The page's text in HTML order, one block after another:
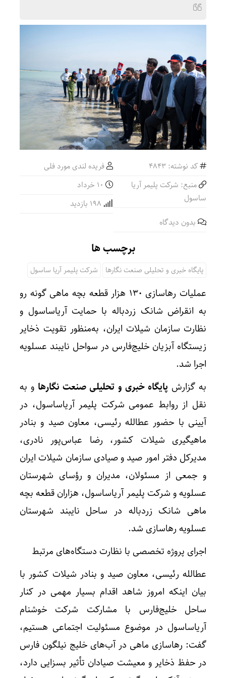
کد نوشته: 4843
فریده لندی مورد فلی
منبع: شرکت پلیمر آریا
ساسول
بدون دیدگاه
برچسب ها
پایگاه خبری و تحلیلی صنعت نگارها شرکت پلیمر آریا ساسول
عملیات رهاسازی ۱۳۰ هزار قطعه بچه ماهی گونه رو
به انقراض شانک زردباله با حمایت آریاساسول و
نظارت سازمان شیلات ایران، به‌منظور تقویت ذخایر
زیستگاه آبزیان خلیج‌فارس در سواحل نایبند عسلویه
اجرا شد.
به گزارش پایگاه خبری و تحلیلی صنعت نگارها و به
نقل از روابط عمومی شرکت پلیمر آریاساسول، در
آیینی با حضور عطالله رئیسی، معاون صید و بنادر
ماهیگیری شیلات کشور، رضا عباس‌پور نادری،
مدیرکل دفتر امور صید و صیادی سازمان شیلات ایران
و جمعی از مسئولان، مدیران و رؤسای شهرستان
عسلویه و شرکت پلیمر آریاساسول، هزاران قطعه بچه
ماهی شانک زردباله در ساحل نایبند شهرستان
عسلویه رهاسازی شد.
اجرای پروژه تخصصی با نظارت دستگاه‌های مرتبط
عطالله رئیسی، معاون صید و بنادر شیلات کشور با
بیان اینکه امروز شاهد اقدام بسیار مهمی در کنار
ساحل خلیج‌فارس با مشارکت شرکت خوشنام
آریاساسول در موضوع مسئولیت اجتماعی هستیم،
گفت: رهاسازی ماهی در آب‌های خلیج‌ نیلگون فارس
در حفظ ذخایر و معیشت صیادان تأثیر بسزایی دارد،